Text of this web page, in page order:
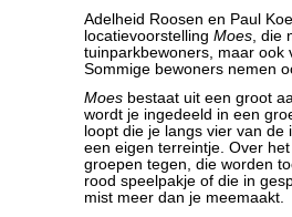
Adelheid Roosen en Paul
locatievoorstelling Moes, die
tuinparkbewoners, maar ook
Sommige bewoners nemen
Moes bestaat uit een groot
wordt je ingedeeld in een
loopt die je langs vier van
een eigen terreintje. Over
groepen tegen, die worden
rood speelpakje of die in
mist meer dan je meemaakt.